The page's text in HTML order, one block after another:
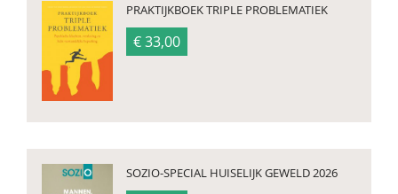
PRAKTIJKBOEK TRIPLE PROBLEMATIEK
€ 33,00
SOZIO-SPECIAL HUISELIJK GEWELD 2026